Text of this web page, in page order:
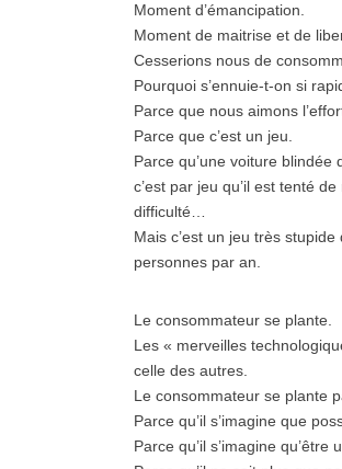
Moment d’émancipation.
Moment de maitrise et de
Cesserions nous de
Pourquoi s’ennuie-t-on si
Parce que nous aimons
Parce que c’est un jeu.
Parce qu’une voiture blindée
c’est par jeu qu’il est tenté
difficulté…
Mais c’est un jeu très
personnes par an.
Le consommateur se plante.
Les « merveilles
celle des autres.
Le consommateur se plante
Parce qu’il s’imagine que
Parce qu’il s’imagine